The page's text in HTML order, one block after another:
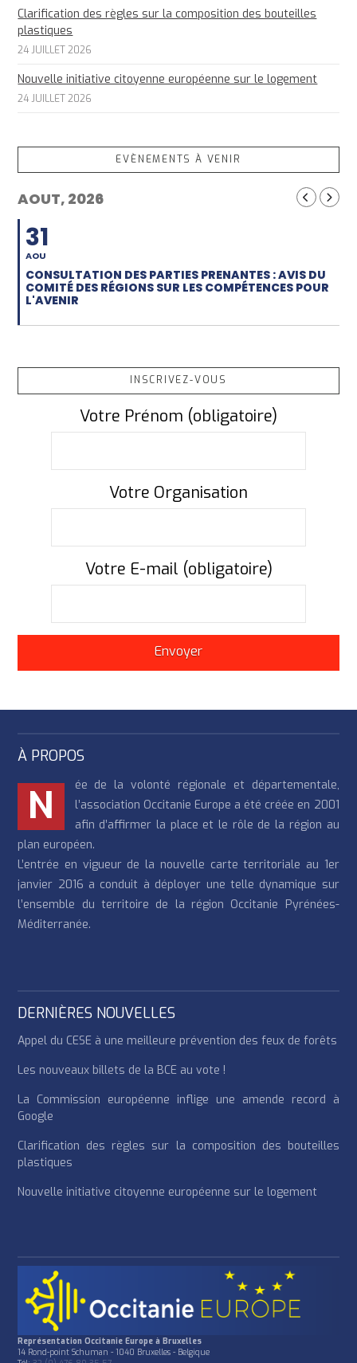
Clarification des règles sur la composition des bouteilles
plastiques
24 JUILLET 2026
Nouvelle initiative citoyenne européenne sur le logement
24 JUILLET 2026
EVÈNEMENTS À VENIR
AOUT, 2026
31
AOU
CONSULTATION DES PARTIES PRENANTES : AVIS DU
COMITÉ DES RÉGIONS SUR LES COMPÉTENCES POUR
L'AVENIR
INSCRIVEZ-VOUS
Votre Prénom (obligatoire)
Votre Organisation
Votre E-mail (obligatoire)
À PROPOS
N
ée de la volonté régionale et départementale,
l’association Occitanie Europe a été créée en 2001
afin d’affirmer la place et le rôle de la région au
plan européen.
L’entrée en vigueur de la nouvelle carte territoriale au 1er
janvier 2016 a conduit à déployer une telle dynamique sur
l’ensemble du territoire de la région Occitanie Pyrénées-
Méditerranée.
DERNIÈRES NOUVELLES
Appel du CESE à une meilleure prévention des feux de forêts
Les nouveaux billets de la BCE au vote !
La Commission européenne inflige une amende record à
Google
Clarification des règles sur la composition des bouteilles
plastiques
Nouvelle initiative citoyenne européenne sur le logement
Représentation Occitanie Europe à Bruxelles
14 Rond-point Schuman - 1040 Bruxelles - Belgique